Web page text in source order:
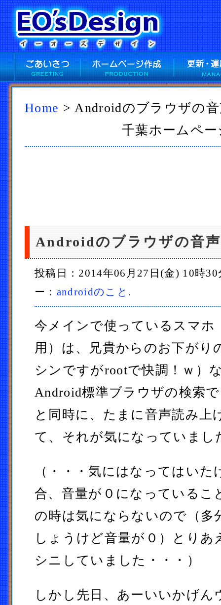
Home > Androidのブラウザの
千葉ホームペー
Androidのブラウザの音
投稿日：2014年06月27日(金) 10時
ー： androidのこと .
今メインで使っているスマホ
用）は、兄貴からのお下がり
シンですがrootで快調！ｗ）
Android標準ブラウザの検索
と同時に、たまに音声読み上
て、それが気になっていまし
（・・・気にはなってはいた
合、音量が０になっているこ
の時は気にならないので（多
しょうけど音量が０）とりあ
シニしていました・・・）
しかし先日、あーいいかげん